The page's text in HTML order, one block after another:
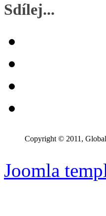
Sdílej...
Copyright © 2011,
Joomla